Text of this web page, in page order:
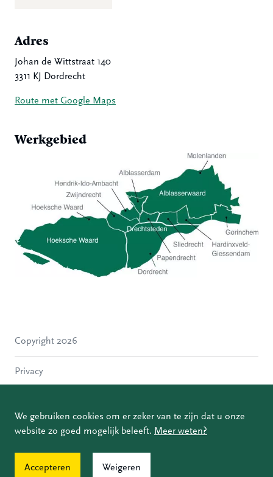
We gebruiken cookies om er zeker van te zijn dat u onze
website zo goed mogelijk beleeft. Meer weten?
Accepteren Weigeren
Adres
Johan de Wittstraat 140
3311 KJ Dordrecht
Route met Google Maps
Werkgebied
Molenlanden
Papendrecht
Gorinchem
Copyright 2026
Privacy
Coordinated Vulnerability Disclosure